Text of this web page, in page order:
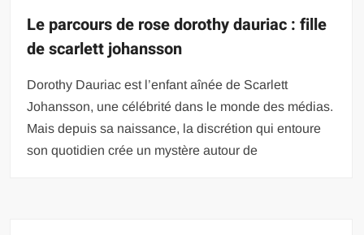
Le parcours de rose dorothy dauriac : fille
de scarlett johansson
Dorothy Dauriac est l’enfant aînée de Scarlett
Johansson, une célébrité dans le monde des médias.
Mais depuis sa naissance, la discrétion qui entoure
son quotidien crée un mystère autour de